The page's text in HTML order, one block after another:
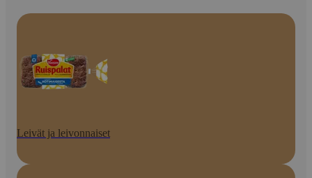
Leivät ja leivonnaiset